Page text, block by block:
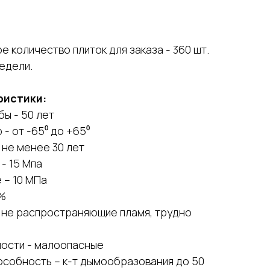
плиток для заказа - 360 шт.
- 50 лет
от -65⁰ до +65⁰
не менее 30 лет
15 Мпа
– 10 МПа
%
распространяющие пламя, трудно
- малоопасные
– к-т дымообразования до 50